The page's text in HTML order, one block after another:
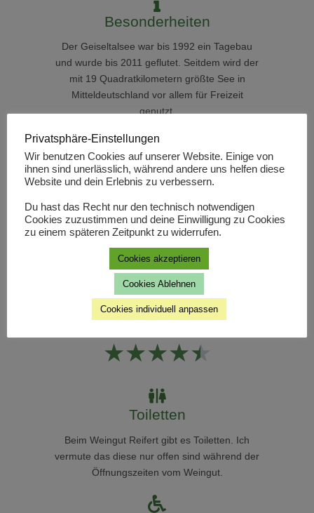
Besonderheiten
Der Geiseltalsee war bis 1992 ein Tagebau
und wurde bis 2011 geflutet. Seitdem wird der
mit 19 Quadratkilometern größte See in
Mitteldeutschland vor allem für Freizeit
genutzt.
Beste Zeit für Wanderung
Die Tour lässt sich am besten von Frühjahr bis
Herbst, dann aber an jedem Tag gut machen.
Selbst am Wochenende im August war es
nicht überlaufen.
Bewertung
ie Strecke ist recht einfach, hat jedoch alles
★★★★★
Toiletten
Beim Weingut Reifert gibt es Toiletten. Ich
vermute das diese nur offen sind während der
Öffnungszeiten vom Weingut.
Privatsphäre-Einstellungen
Wir benutzen Cookies auf unserer Website. Einige von
ihnen sind unerlässlich, während andere uns helfen diese
Website und dein Erlebnis zu verbessern.
Du hast das Recht nur den technisch notwendigen
Cookies zuzustimmen und deine Einwilligung zu Cookies
zu einem späteren Zeitpunkt zu widerrufen.
Cookies akzeptieren
Cookies Ablehnen
Cookies individuell anpassen